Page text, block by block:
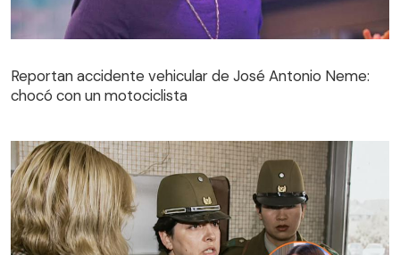
Reportan accidente vehicular de José Antonio Neme:
chocó con un motociclista